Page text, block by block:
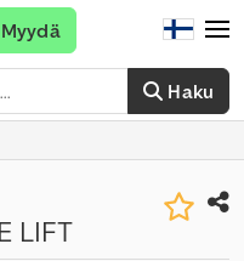
Haku
Myydä
LIFT